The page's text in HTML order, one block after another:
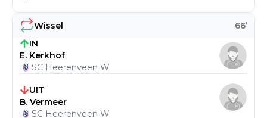
Wissel 66’
IN
E. Kerkhof
SC Heerenveen W
UIT
B. Vermeer
SC Heerenveen W